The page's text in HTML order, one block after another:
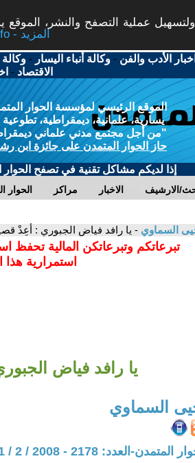
عملية التصفح والنشر،
More info - المزيد
اخبار الأدب والفن -وكالة أنباء اليسار -وكالة
الاقتصاد -
الموقع الرئيسي لمؤسسة الحوار
يسارية، علمانية، ديمقراطية، تطوعية
"من أجل مجتمع مدني علماني
حاز الحوار المتمدن على جائزة ابن
إذا لديكم مشاكل تقنية في تصفح الحوار
الحوار مراكز الاخبار الارشيف
السماوي - يا رافد فياض الجبوري : أعِدْ
تبرعاتكم وتبرعاتكن المالية تحفظ
استمرارية هذا
يا رافد فياض
السماوي
المتمدن-العدد: 2178 - 2008 / 2 / 1 - 09:21